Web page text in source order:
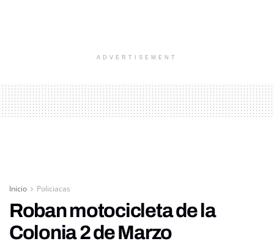
ADVERTISEMENT
Inicio Policiacas
Roban motocicleta de la
Colonia 2 de Marzo